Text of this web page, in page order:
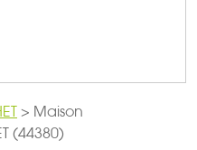
> Maison
(44380)